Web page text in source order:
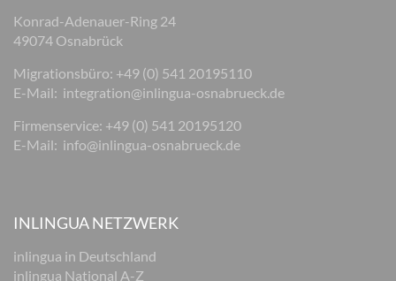
Konrad-Adenauer-Ring 24
49074 Osnabrück
Migrationsbüro: +49 (0) 541 20195110
E-Mail: integration@inlingua-osnabrueck.de
Firmenservice: +49 (0) 541 20195120
E-Mail: info@inlingua-osnabrueck.de
INLINGUA NETZWERK
inlingua in Deutschland
inlingua National A-Z